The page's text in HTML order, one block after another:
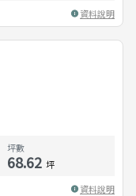
資料說明
坪數
68.62 坪
資料說明